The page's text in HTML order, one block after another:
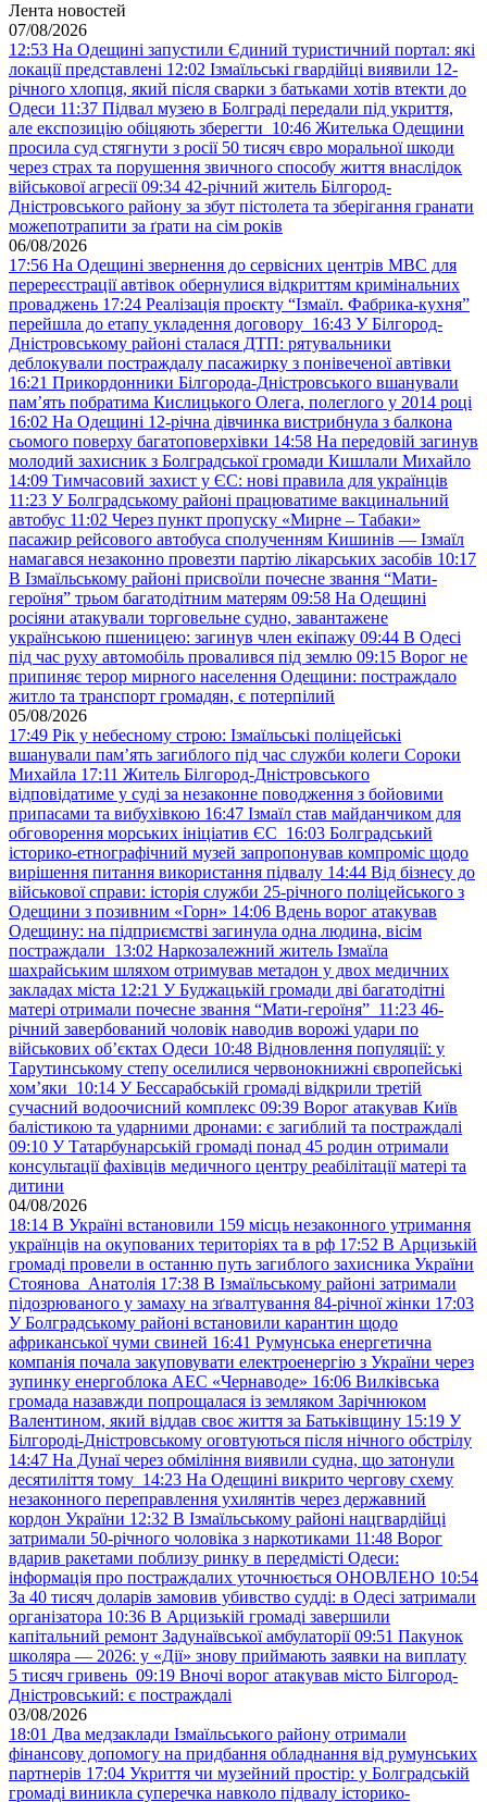
Лента новостей
07/08/2026
12:53 На Одещині запустили Єдиний туристичний портал: які
локації представлені 12:02 Ізмаїльські гвардійці виявили 12-
річного хлопця, який після сварки з батьками хотів втекти до
Одеси 11:37 Підвал музею в Болграді передали під укриття,
але експозицію обіцяють зберегти 10:46 Жителька Одещини
просила суд стягнути з росії 50 тисяч євро моральної шкоди
через страх та порушення звичного способу життя внаслідок
військової агресії 09:34 42-річний житель Білгород-
Дністровського району за збут пістолета та зберігання гранати
можепотрапити за ґрати на сім років
06/08/2026
17:56 На Одещині звернення до сервісних центрів МВС для
перереєстрації автівок обернулися відкриттям кримінальних
проваджень 17:24 Реалізація проєкту “Ізмаїл. Фабрика-кухня”
перейшла до етапу укладення договору 16:43 У Білгород-
Дністровському районі сталася ДТП: рятувальники
деблокували постраждалу пасажирку з понівеченої автівки
16:21 Прикордонники Білгорода-Дністровського вшанували
пам’ять побратима Кислицького Олега, полеглого у 2014 році
16:02 На Одещині 12-річна дівчинка вистрибнула з балкона
сьомого поверху багатоповерхівки 14:58 На передовій загинув
молодий захисник з Болградської громади Кишлали Михайло
14:09 Тимчасовий захист у ЄС: нові правила для українців
11:23 У Болградському районі працюватиме вакцинальний
автобус 11:02 Через пункт пропуску «Мирне – Табаки»
пасажир рейсового автобуса сполученням Кишинів — Ізмаїл
намагався незаконно провезти партію лікарських засобів 10:17
В Ізмаїльському районі присвоїли почесне звання “Мати-
героїня” трьом багатодітним матерям 09:58 На Одещині
росіяни атакували торговельне судно, завантажене
українською пшеницею: загинув член екіпажу 09:44 В Одесі
під час руху автомобіль провалився під землю 09:15 Ворог не
припиняє терор мирного населення Одещини: постраждало
житло та транспорт громадян, є потерпілий
05/08/2026
17:49 Рік у небесному строю: Ізмаїльські поліцейські
вшанували пам’ять загиблого під час служби колеги Сороки
Михайла 17:11 Житель Білгород-Дністровського
відповідатиме у суді за незаконне поводження з бойовими
припасами та вибухівкою 16:47 Ізмаїл став майданчиком для
обговорення морських ініціатив ЄС 16:03 Болградський
історико-етнографічний музей запропонував компроміс щодо
вирішення питання використання підвалу 14:44 Від бізнесу до
військової справи: історія служби 25-річного поліцейського з
Одещини з позивним «Горн» 14:06 Вдень ворог атакував
Одещину: на підприємстві загинула одна людина, вісім
постраждали 13:02 Наркозалежний житель Ізмаїла
шахрайським шляхом отримував метадон у двох медичних
закладах міста 12:21 У Буджацькій громади дві багатодітні
матері отримали почесне звання “Мати-героїня” 11:23 46-
річний завербований чоловік наводив ворожі удари по
військових обʼєктах Одеси 10:48 Відновлення популяції: у
Тарутинському степу оселилися червонокнижні європейські
хом’яки 10:14 У Бессарабській громаді відкрили третій
сучасний водоочисний комплекс 09:39 Ворог атакував Київ
балістикою та ударними дронами: є загиблий та постраждалі
09:10 У Татарбунарській громаді понад 45 родин отримали
консультації фахівців медичного центру реабілітації матері та
дитини
04/08/2026
18:14 В Україні встановили 159 місць незаконного утримання
українців на окупованих територіях та в рф 17:52 В Арцизькій
громаді провели в останню путь загиблого захисника України
Стоянова Анатолія 17:38 В Ізмаїльському районі затримали
підозрюваного у замаху на зґвалтування 84-річної жінки 17:03
У Болградському районі встановили карантин щодо
африканської чуми свиней 16:41 Румунська енергетична
компанія почала закуповувати електроенергію з України через
зупинку енергоблока АЕС «Чернаводе» 16:06 Вилківська
громада назавжди попрощалася із земляком Зарічнюком
Валентином, який віддав своє життя за Батьківщину 15:19 У
Білгороді-Дністровському оговтуються після нічного обстрілу
14:47 На Дунаї через обміління виявили судна, що затонули
десятиліття тому 14:23 На Одещині викрито чергову схему
незаконного переправлення ухилянтів через державний
кордон України 12:32 В Ізмаїльському районі нацгвардійці
затримали 50-річного чоловіка з наркотиками 11:48 Ворог
вдарив ракетами поблизу ринку в передмісті Одеси:
інформація про постраждалих уточнюється ОНОВЛЕНО 10:54
За 40 тисяч доларів замовив убивство судді: в Одесі затримали
організатора 10:36 В Арцизькій громаді завершили
капітальний ремонт Задунаївської амбулаторії 09:51 Пакунок
школяра — 2026: у «Дії» знову приймають заявки на виплату
5 тисяч гривень 09:19 Вночі ворог атакував місто Білгород-
Дністровський: є постраждалі
03/08/2026
18:01 Два медзаклади Ізмаїльського району отримали
фінансову допомогу на придбання обладнання від румунських
партнерів 17:04 Укриття чи музейний простір: у Болградській
громаді виникла суперечка навколо підвалу історико-